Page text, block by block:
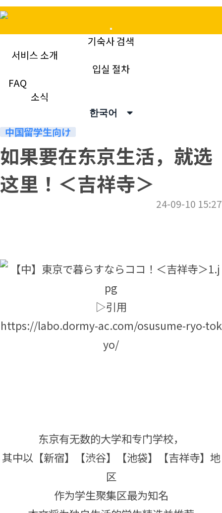
Mobile
Menu
기숙사 검색
서비스 소개
입실 절차
FAQ
소식
한국어
소식
中国留学生向け
如果要在东京生活，就选
这里！＜吉祥寺＞
24-09-10 15:27
▷引用
https://labo.dormy-ac.com/osusume-ryo-tok
yo/
东京有无数的大学和专门学校，
其中以【新宿】【渋谷】【池袋】【吉祥寺】地
区
作为学生聚集区最为知名